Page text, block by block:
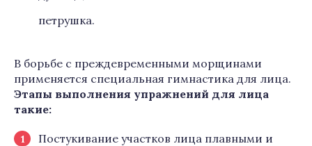
петрушка.
В борьбе с преждевременными морщинами
применяется специальная гимнастика для лица.
Этапы выполнения упражнений для лица
такие:
Постукивание участков лица плавными и